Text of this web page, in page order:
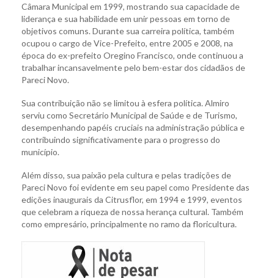
Câmara Municipal em 1999, mostrando sua capacidade de
liderança e sua habilidade em unir pessoas em torno de
objetivos comuns. Durante sua carreira política, também
ocupou o cargo de Vice-Prefeito, entre 2005 e 2008, na
época do ex-prefeito Oregino Francisco, onde continuou a
trabalhar incansavelmente pelo bem-estar dos cidadãos de
Pareci Novo.
Sua contribuição não se limitou à esfera política. Almiro
serviu como Secretário Municipal de Saúde e de Turismo,
desempenhando papéis cruciais na administração pública e
contribuindo significativamente para o progresso do
município.
Além disso, sua paixão pela cultura e pelas tradições de
Pareci Novo foi evidente em seu papel como Presidente das
edições inaugurais da Citrusflor, em 1994 e 1999, eventos
que celebram a riqueza de nossa herança cultural. Também
como empresário, principalmente no ramo da floricultura.